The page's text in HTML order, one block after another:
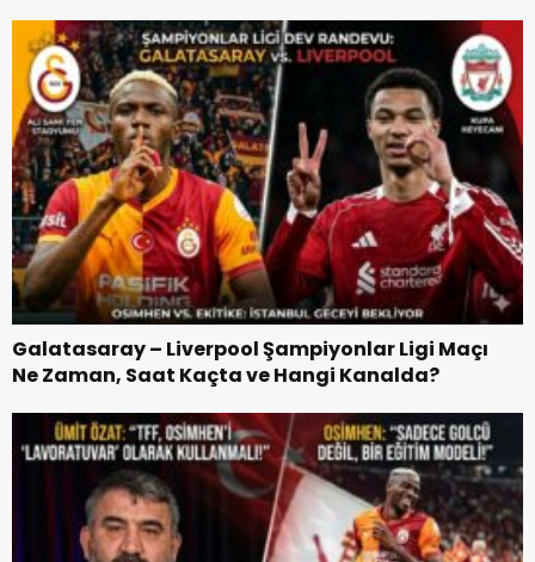
Galatasaray – Liverpool Şampiyonlar Ligi Maçı
Ne Zaman, Saat Kaçta ve Hangi Kanalda?